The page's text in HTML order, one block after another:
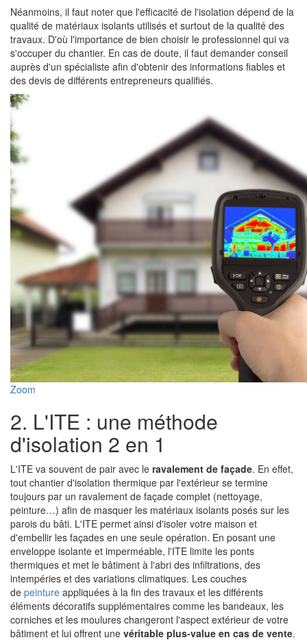
Néanmoins, il faut noter que l'efficacité de l'isolation dépend de la
qualité de matériaux isolants utilisés et surtout de la qualité des
travaux. D'où l'importance de bien choisir le professionnel qui va
s'occuper du chantier. En cas de doute, il faut demander conseil
auprès d'un spécialiste afin d'obtenir des informations fiables et
des devis de différents entrepreneurs qualifiés.
Zoom
2. L'ITE : une méthode
d'isolation 2 en 1
L'ITE va souvent de pair avec le ravalement de façade. En effet,
tout chantier d'isolation thermique par l'extérieur se termine
toujours par un ravalement de façade complet (nettoyage,
peinture…) afin de masquer les matériaux isolants posés sur les
parois du bâti. L'ITE permet ainsi d'isoler votre maison et
d'embellir les façades en une seule opération. En posant une
enveloppe isolante et imperméable, l'ITE limite les ponts
thermiques et met le bâtiment à l'abri des infiltrations, des
intempéries et des variations climatiques. Les couches
de peinture appliquées à la fin des travaux et les différents
éléments décoratifs supplémentaires comme les bandeaux, les
corniches et les moulures changeront l'aspect extérieur de votre
bâtiment et lui offrent une véritable plus-value en cas de vente.